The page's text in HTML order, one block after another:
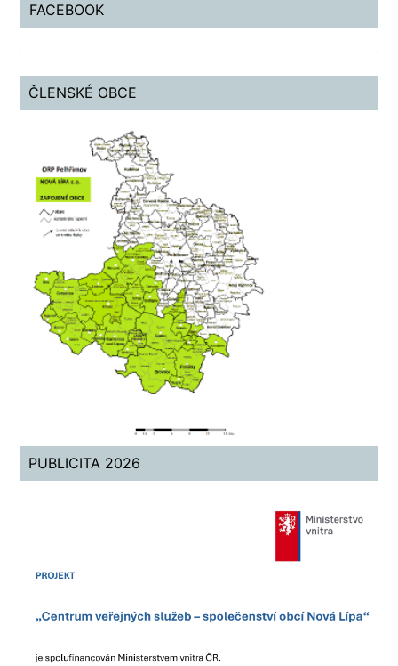
FACEBOOK
ČLENSKÉ OBCE
PUBLICITA 2026